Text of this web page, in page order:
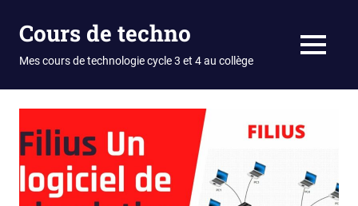
Cours de techno
Mes cours de technologie cycle 3 et 4 au collège MENU